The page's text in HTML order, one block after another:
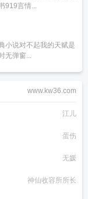
919言情...
小说对不起我的天赋是
无弹窗...
www.kw36.com
江儿
蛋伤
无媛
神仙收容所所长